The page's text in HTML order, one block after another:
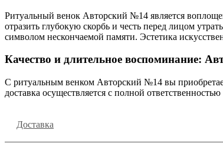
Ритуальный венок Авторский №14 является
отразить глубокую скорбь и честь перед лицом
символом нескончаемой памяти. Эстетика
Качество и длительное воспоминание:
С ритуальным венком Авторский №14 вы
доставка осуществляется с полной
Доставка